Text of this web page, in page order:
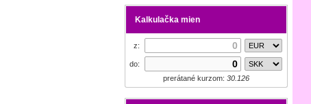
Kalkulačka mien
z:
do:
prerátané kurzom: 30.126